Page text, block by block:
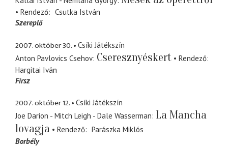
Rendező
Csutka István
Szereplő
2007. október 30.
Csíki Játékszín
Anton Pavlovics Csehov Cseresznyéskert
Rendező
Hargitai Iván
Firsz
2007. október 12.
Csíki Játékszín
Joe Darion - Mitch Leigh - Dale Wasserman La Mancha
lovagja
Rendező
Parászka Miklós
Borbély